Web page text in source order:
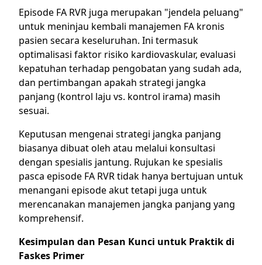
Episode FA RVR juga merupakan "jendela peluang"
untuk meninjau kembali manajemen FA kronis
pasien secara keseluruhan. Ini termasuk
optimalisasi faktor risiko kardiovaskular, evaluasi
kepatuhan terhadap pengobatan yang sudah ada,
dan pertimbangan apakah strategi jangka
panjang (kontrol laju vs. kontrol irama) masih
sesuai.
Keputusan mengenai strategi jangka panjang
biasanya dibuat oleh atau melalui konsultasi
dengan spesialis jantung. Rujukan ke spesialis
pasca episode FA RVR tidak hanya bertujuan untuk
menangani episode akut tetapi juga untuk
merencanakan manajemen jangka panjang yang
komprehensif.
Kesimpulan dan Pesan Kunci untuk Praktik di
Faskes Primer